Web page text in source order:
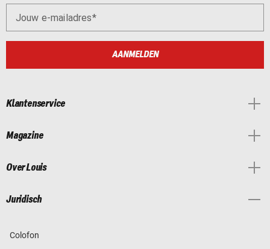
Jouw e-mailadres
AANMELDEN
Klantenservice
Magazine
Over Louis
Juridisch
Colofon